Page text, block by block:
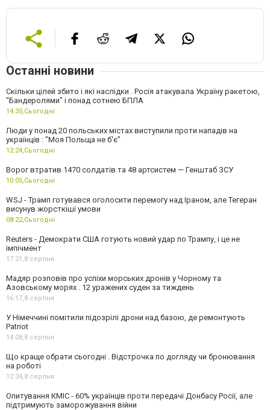
Останні новини
Скільки цілей збито і які наслідки . Росія атакувала Україну ракетою,
"Бандеролями" і понад сотнею БПЛА
14:35,Сьогодні
Люди у понад 20 польських містах виступили проти нападів на
українців : "Моя Польща не б'є"
12:24,Сьогодні
Ворог втратив 1470 солдатів та 48 артсистем — Генштаб ЗСУ
10:05,Сьогодні
WSJ - Трамп готувався оголосити перемогу над Іраном, але Тегеран
висунув жорсткіші умови
08:22,Сьогодні
Reuters - Демократи США готують новий удар по Трампу, і це не
імпічмент
17:21,8 серпня
Мадяр розповів про успіхи морських дронів у Чорному та
Азовському морях . 12 уражених суден за тиждень
16:17,8 серпня
У Німеччині помітили підозрілі дрони над базою, де ремонтують
Patriot
14:08,8 серпня
Що краще обрати сьогодні . Відстрочка по догляду чи бронювання
на роботі
12:34,8 серпня
Опитування КМІС - 60% українців проти передачі Донбасу Росії, але
підтримують заморожування війни